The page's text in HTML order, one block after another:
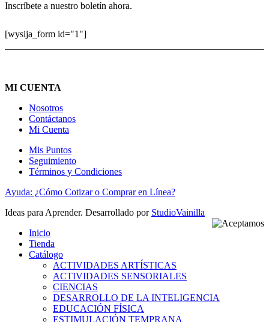
Inscríbete a nuestro boletín ahora.
[wysija_form id="1"]
MI CUENTA
Nosotros
Contáctanos
Mi Cuenta
Mis Puntos
Seguimiento
Términos y Condiciones
Ayuda: ¿Cómo Cotizar o Comprar en Línea?
Ideas para Aprender. Desarrollado por StudioVainilla
Inicio
Tienda
Catálogo
ACTIVIDADES ARTÍSTICAS
ACTIVIDADES SENSORIALES
CIENCIAS
DESARROLLO DE LA INTELIGENCIA
EDUCACIÓN FÍSICA
ESTIMULACIÓN TEMPRANA